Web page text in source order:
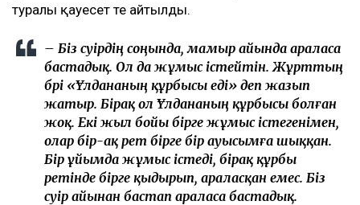
туралы қауесет те айтылды.
– Біз сәуірдің соңында, мамыр айында араласа
бастадық. Ол да жұмыс істейтін. Жұрттың
бәрі «Ұлдананың құрбысы еді» деп жазып
жатыр. Бірақ ол Ұлдананың құрбысы болған
жоқ. Екі жыл бойы бірге жұмыс істегенімен,
олар бір-ақ рет бірге бір ауысымға шыққан.
Бір ұйымда жұмыс істеді, бірақ құрбы
ретінде бірге қыдырып, араласқан емес. Біз
сәуір айынан бастап араласа бастадық.